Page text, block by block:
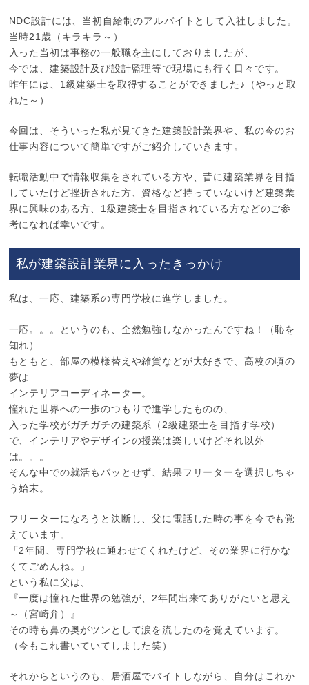
NDC設計には、当初自給制のアルバイトとして入社しました。
当時21歳（キラキラ～）
入った当初は事務の一般職を主にしておりましたが、
今では、建築設計及び設計監理等で現場にも行く日々です。
昨年には、1級建築士を取得することができました♪（やっと取
れた～）
今回は、そういった私が見てきた建築設計業界や、私の今のお
仕事内容について簡単ですがご紹介していきます。
転職活動中で情報収集をされている方や、昔に建築業界を目指
していたけど挫折された方、資格など持っていないけど建築業
界に興味のある方、1級建築士を目指されている方などのご参
考になれば幸いです。
私が建築設計業界に入ったきっかけ
私は、一応、建築系の専門学校に進学しました。
一応。。。というのも、全然勉強しなかったんですね！（恥を
知れ）
もともと、部屋の模様替えや雑貨などが大好きで、高校の頃の
夢は
インテリアコーディネーター。
憧れた世界への一歩のつもりで進学したものの、
入った学校がガチガチの建築系（2級建築士を目指す学校）
で、インテリアやデザインの授業は楽しいけどそれ以外
は。。。
そんな中での就活もパッとせず、結果フリーターを選択しちゃ
う始末。
フリーターになろうと決断し、父に電話した時の事を今でも覚
えています。
「2年間、専門学校に通わせてくれたけど、その業界に行かな
くてごめんね。」
という私に父は、
『一度は憧れた世界の勉強が、2年間出来てありがたいと思え
～（宮崎弁）』
その時も鼻の奥がツンとして涙を流したのを覚えています。
（今もこれ書いていてしました笑）
それからというのも、居酒屋でバイトしながら、自分はこれか